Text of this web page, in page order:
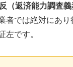
（返済能力調査義
者では絶対にあ
左です。